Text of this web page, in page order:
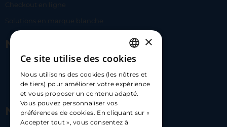
Checkout en ligne
Solutions en marque blanche
Nous contacter
hello@carloapp.com
Nous suivre
FRENCH
ENGLISH
SPANISH
×
Ce site utilise des cookies
Nous utilisons des cookies (les nôtres et
de tiers) pour améliorer votre expérience
et vous proposer un contenu adapté.
Vous pouvez personnaliser vos
préférences de cookies. En cliquant sur «
Accepter tout », vous consentez à